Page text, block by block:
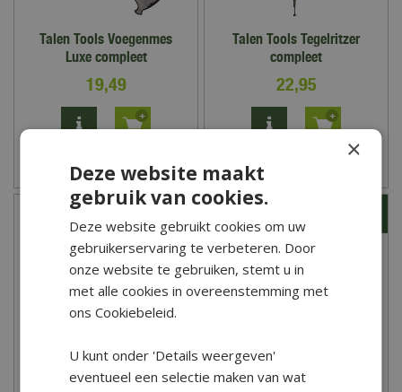
Talen Tools Voegenmes
Luxe compleet
19,49
Talen Tools Tegelritzer
compleet
22,95
Talen Tools
Talen Tools
×
Deze website maakt
gebruik van cookies.
Deze website gebruikt cookies om uw
gebruikerservaring te verbeteren. Door
onze website te gebruiken, stemt u in
met alle cookies in overeenstemming met
ons Cookiebeleid.
U kunt onder 'Details weergeven'
eventueel een selectie maken van wat